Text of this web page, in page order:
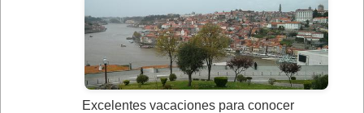
Excelentes vacaciones para conocer